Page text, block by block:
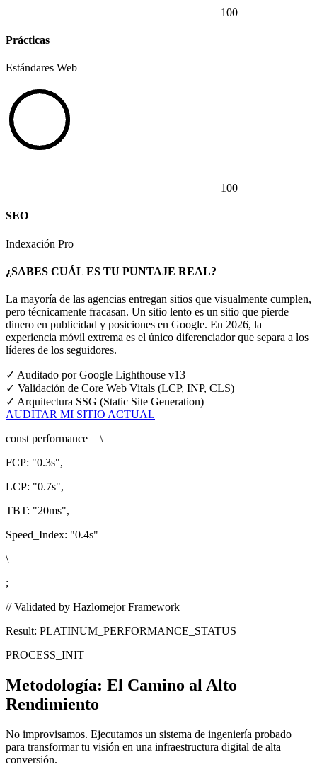
100
Prácticas
Estándares Web
100
SEO
Indexación Pro
¿SABES CUÁL ES TU PUNTAJE REAL?
La mayoría de las agencias entregan sitios que visualmente cumplen,
pero técnicamente fracasan. Un sitio lento es un sitio que pierde
dinero en publicidad y posiciones en Google. En 2026, la
experiencia móvil extrema es el único diferenciador que separa a los
líderes de los seguidores.
✓ Auditado por Google Lighthouse v13
✓ Validación de Core Web Vitals (LCP, INP, CLS)
✓ Arquitectura SSG (Static Site Generation)
AUDITAR MI SITIO ACTUAL
const performance = \
FCP: "0.3s",
LCP: "0.7s",
TBT: "20ms",
Speed_Index: "0.4s"
\
;
// Validated by Hazlomejor Framework
Result: PLATINUM_PERFORMANCE_STATUS
PROCESS_INIT
Metodología: El Camino al Alto
Rendimiento
No improvisamos. Ejecutamos un sistema de ingeniería probado
para transformar tu visión en una infraestructura digital de alta
conversión.